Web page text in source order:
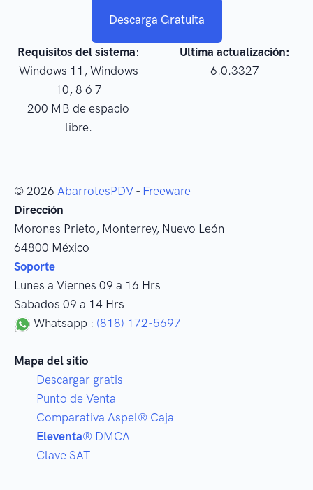
Descarga Gratuita
Requisitos del sistema:
Windows 11, Windows
10, 8 ó 7
200 MB de espacio
libre.
Ultima actualización:
6.0.3327
© 2026 AbarrotesPDV - Freeware
Dirección
Morones Prieto, Monterrey, Nuevo León
64800 México
Soporte
Lunes a Viernes 09 a 16 Hrs
Sabados 09 a 14 Hrs
Whatsapp : (818) 172-5697
Mapa del sitio
Descargar gratis
Punto de Venta
Comparativa Aspel® Caja
Eleventa® DMCA
Clave SAT